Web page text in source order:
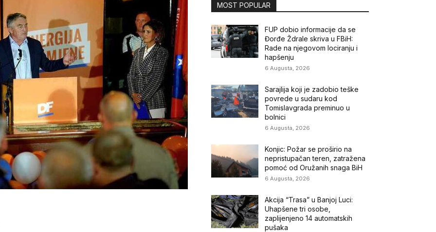
MOST POPULAR
FUP dobio informacije da se
Đorđe Ždrale skriva u FBiH:
Rade na njegovom lociranju i
hapšenju
6 Augusta, 2026
Sarajlija koji je zadobio teške
povrede u sudaru kod
Tomislavgrada preminuo u
bolnici
6 Augusta, 2026
Konjic: Požar se proširio na
nepristupačan teren, zatražena
pomoć od Oružanih snaga BiH
6 Augusta, 2026
Akcija “Trasa” u Banjoj Luci:
Uhapšene tri osobe,
zaplijenjeno 14 automatskih
pušaka